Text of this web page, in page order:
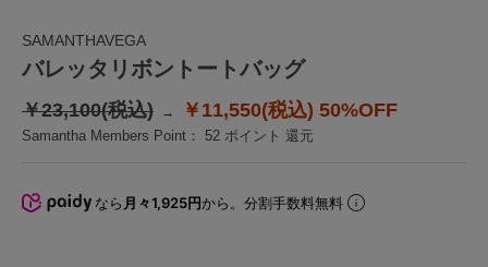
SAMANTHAVEGA
バレッタリボントートバッグ
￥23,100(税込) ￥11,550(税込) 50%OFF
Samantha Members Point： 52 ポイント 還元
なら 月々1,925円から。分割手数料無料